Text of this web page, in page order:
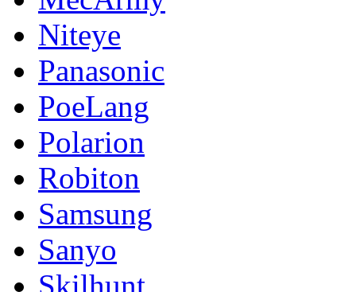
Niteye
Panasonic
PoeLang
Polarion
Robiton
Samsung
Sanyo
Skilhunt